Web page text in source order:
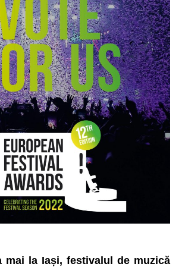
mai la Iași, festivalul de muzică